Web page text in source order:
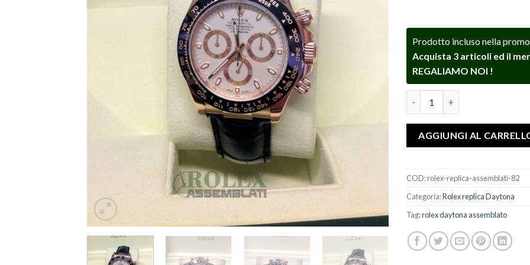
Prodotto incluso nella
Acquista 3 articoli ed il
REGALIAMO NOI !
AGGIUNGI AL
COD:rolex-replica-assemblati-82
Categoria:Rolex replica Daytona
Tag:rolex daytona assemblato